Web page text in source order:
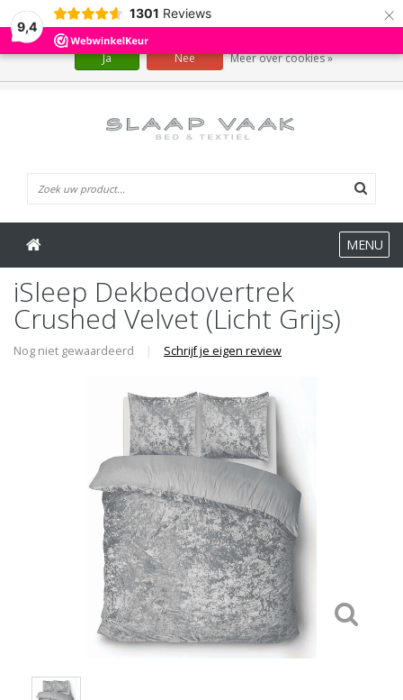
9,4
1301 Reviews ×
MENU
iSleep Dekbedovertrek
Crushed Velvet (Licht Grijs)
Nog niet gewaardeerd | Schrijf je eigen review
Wij slaan cookies op om onze website te verbeteren. Is dat akkoord?
Ja Nee Meer over cookies »